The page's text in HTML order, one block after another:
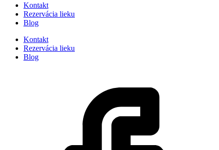
Kontakt
Rezervácia lieku
Blog
Kontakt
Rezervácia lieku
Blog